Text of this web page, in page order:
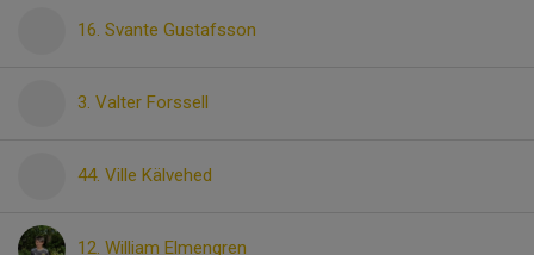
16. Svante Gustafsson
3. Valter Forssell
44. Ville Kälvehed
12. William Elmengren